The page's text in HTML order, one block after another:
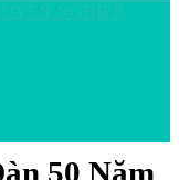
NGHIỆP
50 Năm